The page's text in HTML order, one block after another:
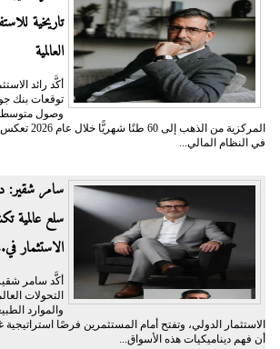
تاريخية
العالمية
أكَّد رائد
توقعات بنك
وصول متوسط
المركزية من
في النظام المالي...
سامر شقير:
سلع
الاستثمار
أكَّد سامر
التحولات
والموارد
الاستثمار الدولي، وتفتح أمام المستثمرين فرصًا
أن فهم ديناميكيات هذه الأسواق...